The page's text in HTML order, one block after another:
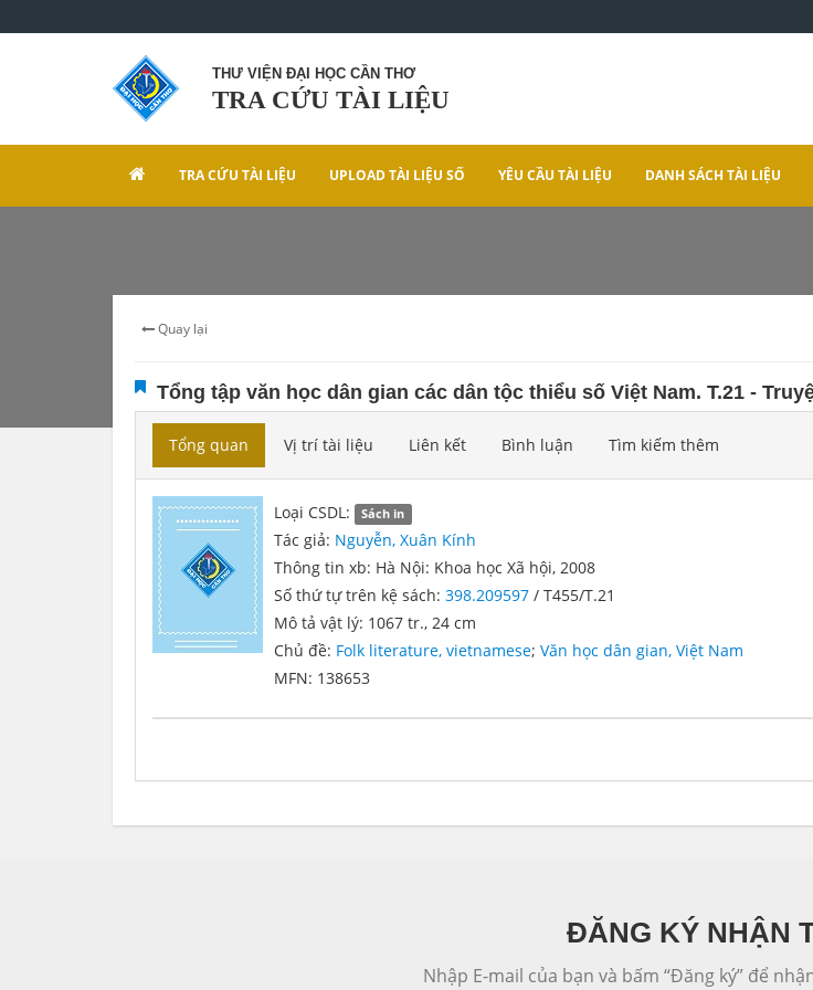
THƯ VIỆN ĐẠI HỌC CẦN THƠ
TRA CỨU TÀI LIỆU
TRA CỨU TÀI LIỆU UPLOAD TÀI LIỆU SỐ YÊU CẦU TÀI LIỆU DANH SÁCH TÀI LIỆU
Quay lại
Tổng tập văn học dân gian các dân tộc thiểu số Việt Nam. T.21 -
Tổng quan Vị trí tài liệu Liên kết Bình luận Tìm kiếm thêm
Loại CSDL: Sách in
Tác giả: Nguyễn, Xuân Kính
Thông tin xb: Hà Nội: Khoa học Xã hội, 2008
Số thứ tự trên kệ sách: 398.209597 / T455/T.21
Mô tả vật lý: 1067 tr., 24 cm
Chủ đề: Folk literature, vietnamese; Văn học dân gian, Việt Nam
MFN: 138653
ĐĂNG KÝ NHẬN
Nhập E-mail của bạn và bấm “Đăng ký” để